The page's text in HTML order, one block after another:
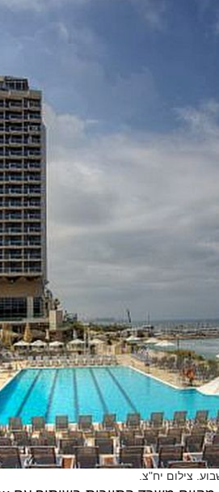
יח"צ.